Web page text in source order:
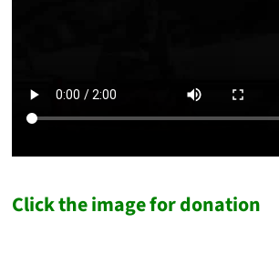
Click the image for donation